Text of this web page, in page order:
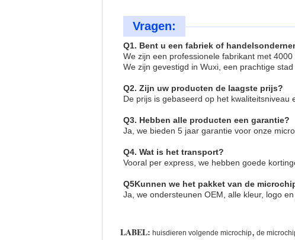
Vragen:
Q1. Bent u een fabriek of
We zijn een professionele fabrikant met
We zijn gevestigd in Wuxi, een prachtige
Q2. Zijn uw producten de laagste prijs?
De prijs is gebaseerd op het kwaliteitsniveau
Q3. Hebben alle producten een garantie?
Ja, we bieden 5 jaar garantie voor onze
Q4. Wat is het transport?
Vooral per express, we hebben goede
Q5Kunnen we het pakket van de
Ja, we ondersteunen OEM, alle kleur, logo
LABEL: huisdieren volgende microchip, de